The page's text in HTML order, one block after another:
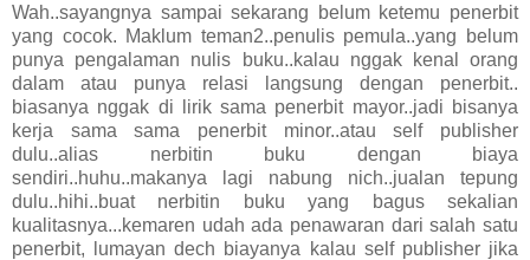
Wah..sayangnya sampai sekarang belum ketemu penerbit
yang cocok. Maklum teman2..penulis pemula..yang belum
punya pengalaman nulis buku..kalau nggak kenal orang
dalam atau punya relasi langsung dengan penerbit..
biasanya nggak di lirik sama penerbit mayor..jadi bisanya
kerja sama sama penerbit minor..atau self publisher
dulu..alias nerbitin buku dengan biaya
sendiri..huhu..makanya lagi nabung nich..jualan tepung
dulu..hihi..buat nerbitin buku yang bagus sekalian
kualitasnya...kemaren udah ada penawaran dari salah satu
penerbit, lumayan dech biayanya kalau self publisher jika